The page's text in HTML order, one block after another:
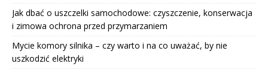
Jak dbać o uszczelki samochodowe: czyszczenie, konserwacja
i zimowa ochrona przed przymarzaniem
Mycie komory silnika – czy warto i na co uważać, by nie
uszkodzić elektryki